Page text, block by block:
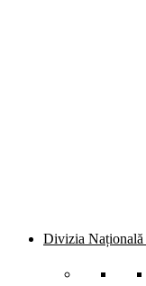
Divizia Națională